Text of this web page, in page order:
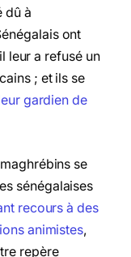
dû à
ont
leur a refusé un
; et ils se
gardien de
se
sénégalaises
recours à des
animistes,
repère